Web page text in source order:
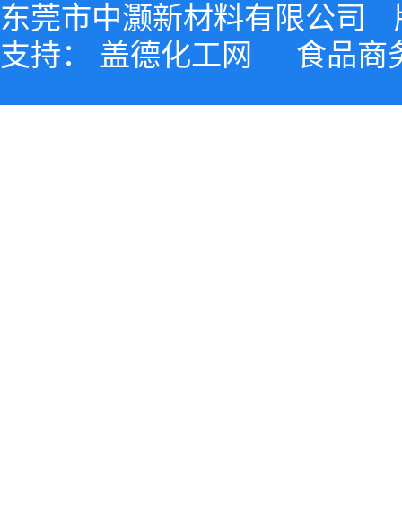
东莞市中灏新材料有限公司
支持： 盖德化工网 食品商